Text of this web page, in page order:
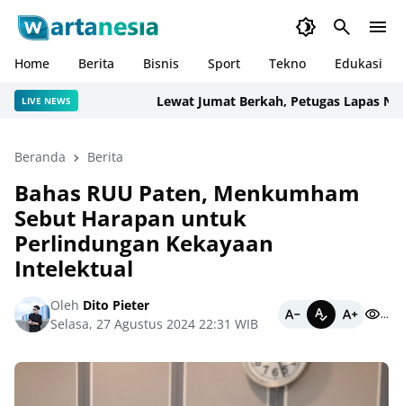
Home Berita Bisnis Sport Tekno Edukasi
LIVE NEWS Lewat Jumat Berkah, Petugas Lapas
Beranda Berita
Bahas RUU Paten, Menkumham
Sebut Harapan untuk
Perlindungan Kekayaan
Intelektual
Oleh Dito Pieter
Selasa, 27 Agustus 2024 22:31 WIB
...